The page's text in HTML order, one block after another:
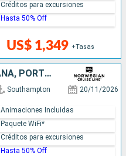
US$ 1,349 +Tasas
Créditos para excursiones
Hasta 50% Off
REINO UNIDO, FRANCIA, ESPAÑA, PORTUGAL, BAHAMAS, ESTADOS UNIDOS
Southampton 20/11/2026
Animaciones Incluidas
Paquete WiFi*
Créditos para excursiones
Hasta 50% Off